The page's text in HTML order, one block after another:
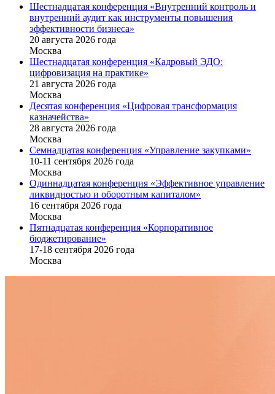
Шестнадцатая конференция «Внутренний контроль и
внутренний аудит как инструменты повышения
эффективности бизнеса»
20 августа 2026 года
Москва
Шестнадцатая конференция «Кадровый ЭДО:
цифровизация на практике»
21 августа 2026 года
Москва
Десятая конференция «Цифровая трансформация
казначейства»
28 августа 2026 года
Москва
Семнадцатая конференция «Управление закупками»
10-11 сентября 2026 года
Москва
Одиннадцатая конференция «Эффективное управление
ликвидностью и оборотным капиталом»
16 cентября 2026 года
Москва
Пятнадцатая конференция «Корпоративное
бюджетирование»
17-18 сентября 2026 года
Москва